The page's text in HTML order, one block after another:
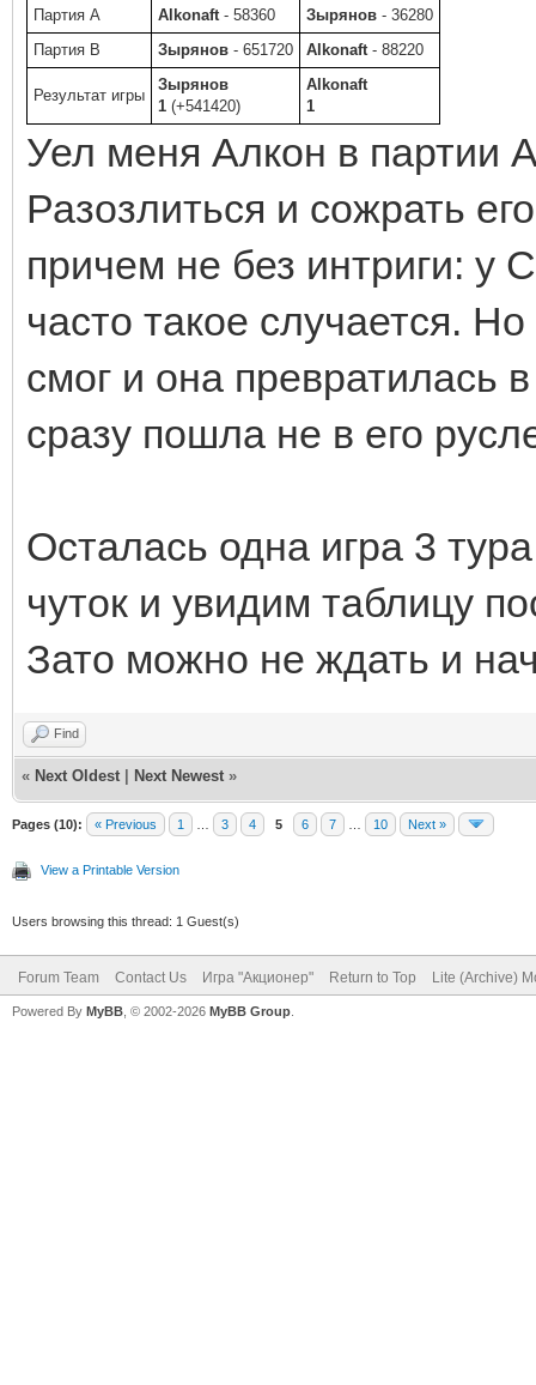
Партия A
Alkonaft - 58360 Зырянов - 36280
Партия B
Зырянов - 651720 Alkonaft - 88220
Результат игры
Зырянов
1 (+541420)
Alkonaft
1
Уел меня Алкон в партии
Разозлиться и сожрать
причем не без интриги:
часто такое случается.
смог и она превратилась
сразу пошла не в его
Осталась одна игра 3
чуток и увидим таблицу
Зато можно не ждать и
Find
« Next Oldest Next Newest »
Pages (10): « Previous 1 3 4 5 6 7 10 Next »
View a Printable Version
Users browsing this thread: 1 Guest(s)
Forum Team Contact Us Игра "Акционер" Return to Top Lite (Archive)
Powered By MyBB , © 2002-2026 MyBB Group